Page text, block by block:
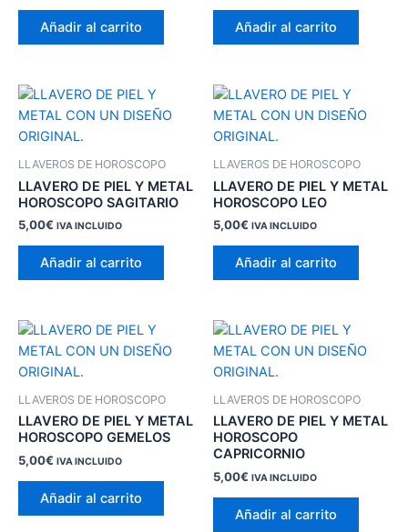
Añadir al carrito Añadir al carrito
LLAVEROS DE HOROSCOPO
LLAVERO DE PIEL Y METAL
HOROSCOPO SAGITARIO
5,00€ IVA INCLUIDO
Añadir al carrito
LLAVEROS DE HOROSCOPO
LLAVERO DE PIEL Y METAL
HOROSCOPO LEO
5,00€ IVA INCLUIDO
Añadir al carrito
LLAVEROS DE HOROSCOPO
LLAVERO DE PIEL Y METAL
HOROSCOPO GEMELOS
5,00€ IVA INCLUIDO
Añadir al carrito
LLAVEROS DE HOROSCOPO
LLAVERO DE PIEL Y METAL
HOROSCOPO
CAPRICORNIO
5,00€ IVA INCLUIDO
Añadir al carrito